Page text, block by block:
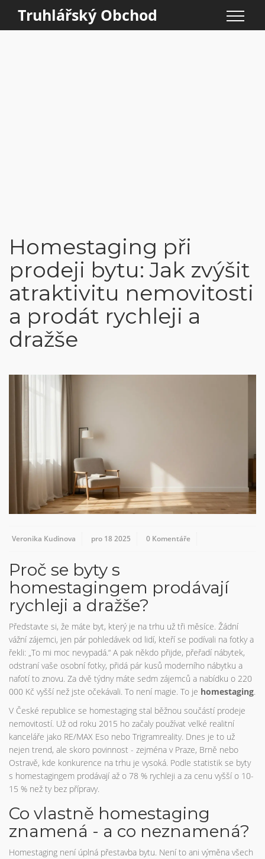
Truhlářský Obchod
Homestaging při
prodeji bytu: Jak zvýšit
atraktivitu nemovitosti
a prodát rychleji a
dražše
Veronika Kudinova pro 18 2025 0 Komentáře
Proč se byty s
homestagingem prodávají
rychleji a dražše?
Představte si, že máte byt, který je na trhu už tři měsíce. Žádní
vážní zájemci, jen pár pohledávek od lidí, kteří se podívali na fotky a
řekli: „To mi moc nevypadá.“ A pak někdo přijde, přeřadí nábytek,
odstraní vaše osobní fotky, přidá pár kusů moderního nábytku a
nafotí to znovu. Za dvě týdny máte sedm zájemců a nabídku o 220
000 Kč vyšší než jste očekávali. To není magie. To je homestaging.
V České republice se homestaging stal běžnou součástí prodeje
nemovitostí. Už od roku 2015 ho začaly používat velké realitní
kanceláře jako RE/MAX Eso nebo Trigramreality. Dnes je to už
nejen trend, ale skoro povinnost - zejména v Praze, Brně nebo
Ostravě, kde konkurence na trhu je vysoká. Podle statistik se byty
s homestagingem prodávají až o 78 % rychleji a za cenu vyšší o 10-
15 % než ty bez přípravy.
Co vlastně homestaging
znamená - a co neznamená?
Homestaging není úplná přestavba bytu. Není to ani výměna všech